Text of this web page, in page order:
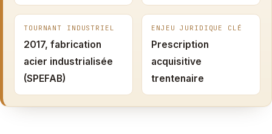
TOURNANT INDUSTRIEL
2017, fabrication
acier industrialisée
(SPEFAB)
ENJEU JURIDIQUE CLÉ
Prescription
acquisitive
trentenaire